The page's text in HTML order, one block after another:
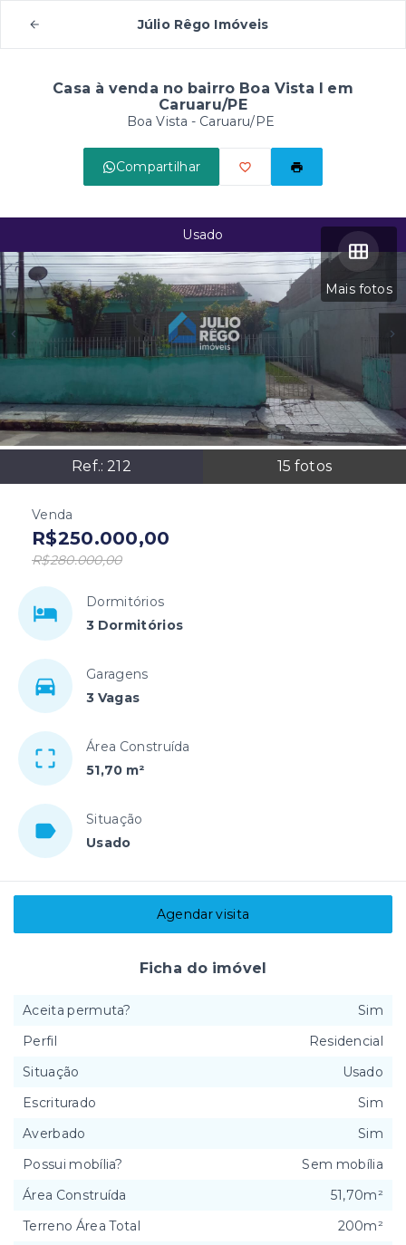
Júlio Rêgo Imóveis
Casa à venda no bairro Boa Vista I em
Caruaru/PE
Boa Vista - Caruaru/PE
Compartilhar
Mais fotos
Ref.: 212 15 fotos
Usado
Venda
R$250.000,00
R$280.000,00
Dormitórios
3 Dormitórios
Garagens
3 Vagas
Área Construída
51,70 m²
Situação
Usado
Agendar visita
Ficha do imóvel
Aceita permuta?
Sim
Perfil
Residencial
Situação
Usado
Escriturado
Sim
Averbado
Sim
Possui mobília?
Sem mobília
Área Construída
51,70m²
Terreno Área Total
200m²